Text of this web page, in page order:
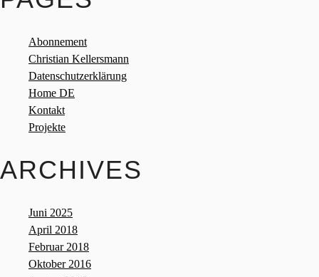
Abonnement
Christian Kellersmann
Datenschutzerklärung
Home DE
Kontakt
Projekte
ARCHIVES
Juni 2025
April 2018
Februar 2018
Oktober 2016